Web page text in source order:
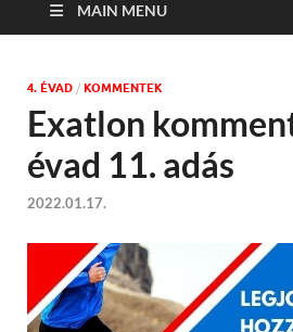
MAIN MENU
4. ÉVAD / KOMMENTEK
Exatlon
évad 11. adás
2022.01.17.